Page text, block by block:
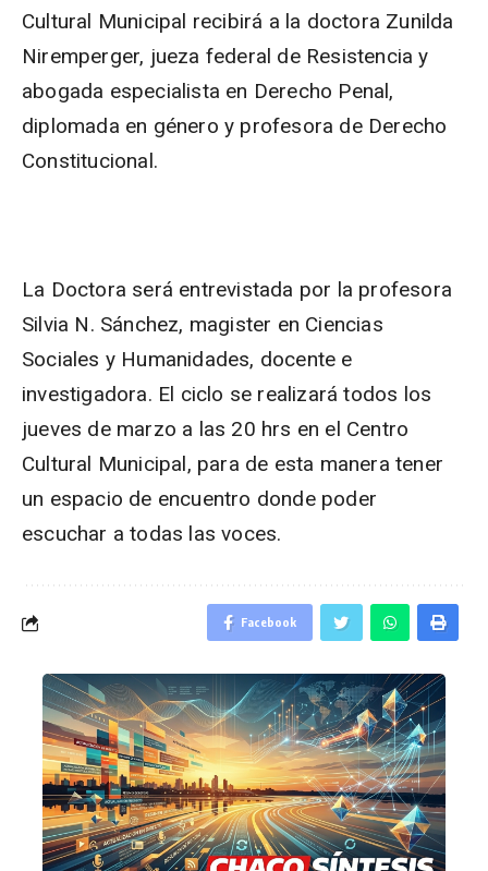
Cultural Municipal recibirá a la doctora Zunilda
Niremperger, jueza federal de Resistencia y
abogada especialista en Derecho Penal,
diplomada en género y profesora de Derecho
Constitucional.
La Doctora será entrevistada por la profesora
Silvia N. Sánchez, magister en Ciencias
Sociales y Humanidades, docente e
investigadora. El ciclo se realizará todos los
jueves de marzo a las 20 hrs en el Centro
Cultural Municipal, para de esta manera tener
un espacio de encuentro donde poder
escuchar a todas las voces.
Facebook